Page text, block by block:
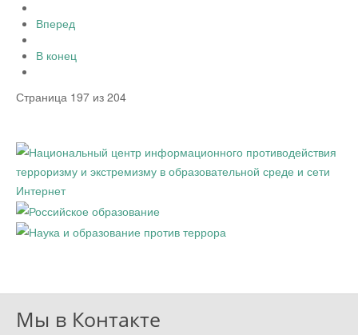
Вперед
В конец
Страница 197 из 204
Мы в Контакте